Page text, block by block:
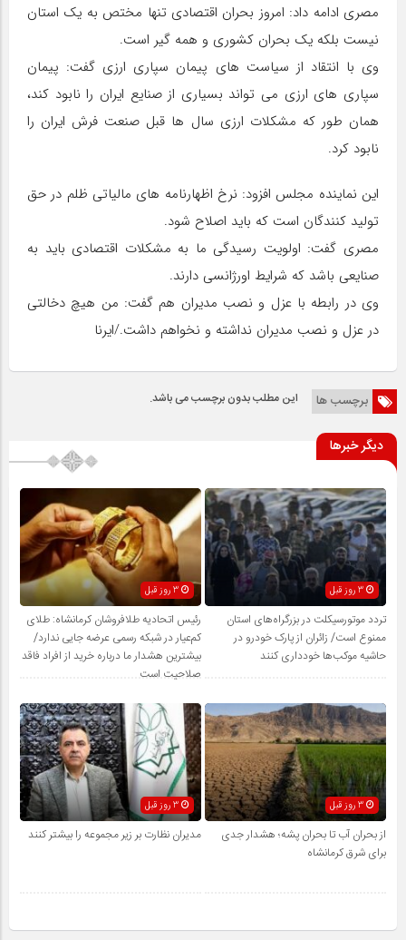
مصری ادامه داد: امروز بحران اقتصادی تنها مختص به یک استان
نیست بلکه یک بحران کشوری و همه گیر است.
وی با انتقاد از سیاست های پیمان سپاری ارزی گفت: پیمان
سپاری های ارزی می تواند بسیاری از صنایع ایران‌ را نابود کند،
همان طور که مشکلات ارزی سال ها قبل صنعت فرش ایران‌ را
نابود کرد.
این‌ نماینده مجلس افزود: نرخ اظهارنامه های مالیاتی ظلم ‌در حق
تولید کنندگان است که باید اصلاح شود.
مصری گفت: اولویت رسیدگی ما به مشکلات اقتصادی باید به
صنایعی باشد که شرایط اورژانسی دارند.
وی در رابطه با عزل و نصب مدیران هم ‌گفت: من هیچ دخالتی
در عزل و نصب مدیران نداشته و نخواهم‌ داشت./ایرنا
برچسب ها این مطلب بدون برچسب می باشد.
دیگر خبرها
3 روز قبل
تردد موتورسیکلت در بزرگراه‌های استان
ممنوع است/ زائران از پارک خودرو در
حاشیه موکب‌ها خودداری کنند
رئیس اتحادیه طلافروشان کرمانشاه: طلای
کم‌عیار در شبکه رسمی عرضه جایی ندارد/
بیشترین هشدار ما درباره خرید از افراد فاقد
صلاحیت است
3 روز قبل
از بحران آب تا بحران پشه؛ هشدار جدی
برای شرق کرمانشاه
مدیران نظارت بر زیر مجموعه را بیشتر کنند